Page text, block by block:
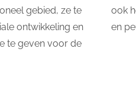
gebied, ze te
ontwikkeling en
te geven voor de
ook
en